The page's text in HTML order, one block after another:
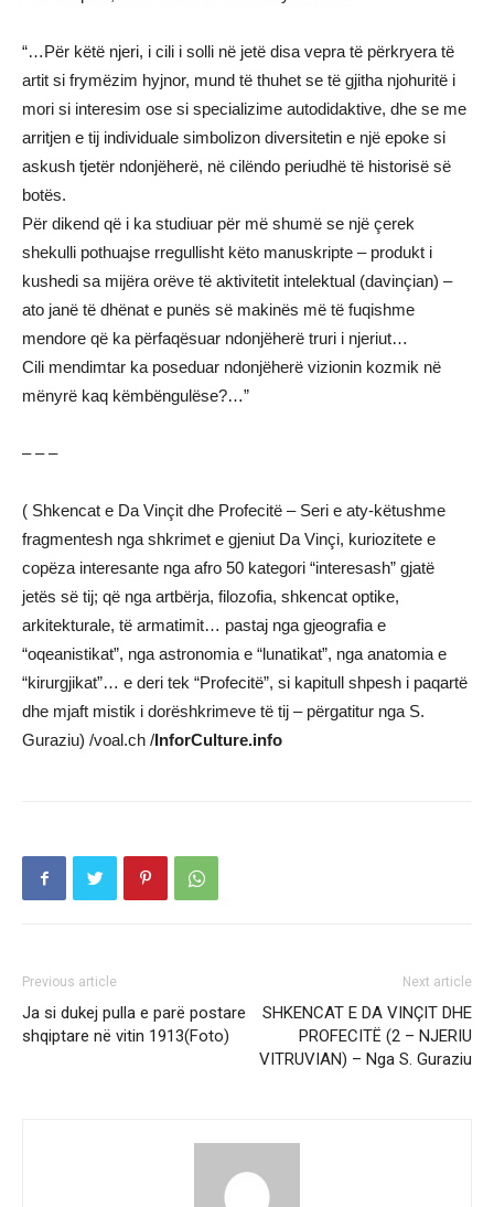
“…Për këtë njeri, i cili i solli në jetë disa vepra të përkryera të
artit si frymëzim hyjnor, mund të thuhet se të gjitha njohuritë i
mori si interesim ose si specializime autodidaktive, dhe se me
arritjen e tij individuale simbolizon diversitetin e një epoke si
askush tjetër ndonjëherë, në cilëndo periudhë të historisë së
botës.
Për dikend që i ka studiuar për më shumë se një çerek
shekulli pothuajse rregullisht këto manuskripte – produkt i
kushedi sa mijëra orëve të aktivitetit intelektual (davinçian) –
ato janë të dhënat e punës së makinës më të fuqishme
mendore që ka përfaqësuar ndonjëherë truri i njeriut…
Cili mendimtar ka poseduar ndonjëherë vizionin kozmik në
mënyrë kaq këmbëngulëse?…”
– – –
( Shkencat e Da Vinçit dhe Profecitë – Seri e aty-këtushme
fragmentesh nga shkrimet e gjeniut Da Vinçi, kuriozitete e
copëza interesante nga afro 50 kategori “interesash” gjatë
jetës së tij; që nga artbërja, filozofia, shkencat optike,
arkitekturale, të armatimit… pastaj nga gjeografia e
“oqeanistikat”, nga astronomia e “lunatikat”, nga anatomia e
“kirurgjikat”… e deri tek “Profecitë”, si kapitull shpesh i paqartë
dhe mjaft mistik i dorëshkrimeve të tij – përgatitur nga S.
Guraziu) /voal.ch /InforCulture.info
Previous article
Ja si dukej pulla e parë postare
shqiptare në vitin 1913(Foto)
Next article
SHKENCAT E DA VINÇIT DHE
PROFECITË (2 – NJERIU
VITRUVIAN) – Nga S. Guraziu